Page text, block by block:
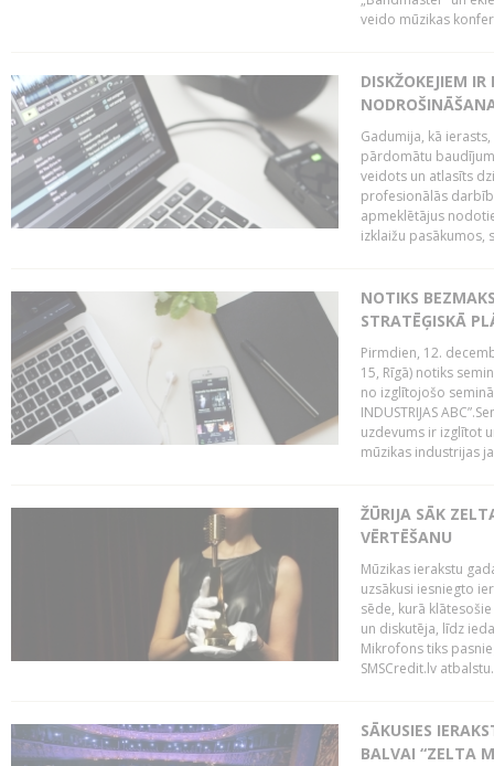
veido mūzikas
DISKŽOKEJIEM
Gadumija, kā
pārdomātu
veidots un atlasīts
profesionālās
apmeklētājus
izklaižu pasākumos,
NOTIKS
STRATĒĢISKĀ
Pirmdien, 12.
15, Rīgā) notiks
no izglītojošo
INDUSTRIJAS
uzdevums ir izglītot
mūzikas industrijas
ŽŪRIJA SĀK
VĒRTĒŠANU
Mūzikas ierakstu
uzsākusi iesniegto
sēde, kurā
un diskutēja, līdz
Mikrofons tiks
SMSCredit.lv
SĀKUSIES
BALVAI “ZELTA